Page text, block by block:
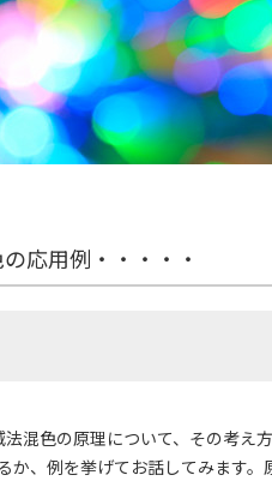
応用例・・・・・
混色の原理について、その考え
、例を挙げてお話してみます